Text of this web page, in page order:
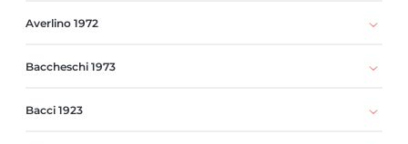
Averlino 1972
Baccheschi 1973
Bacci 1923